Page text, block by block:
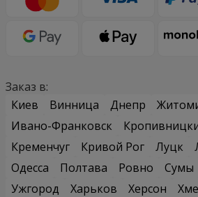
Заказ в:
Киев
Винница Днепр
Ивано-Франковск
Кременчуг
Кривой Рог Луцк
Одесса
Полтава Ровно Сумы
Ужгород
Харьков Херсон